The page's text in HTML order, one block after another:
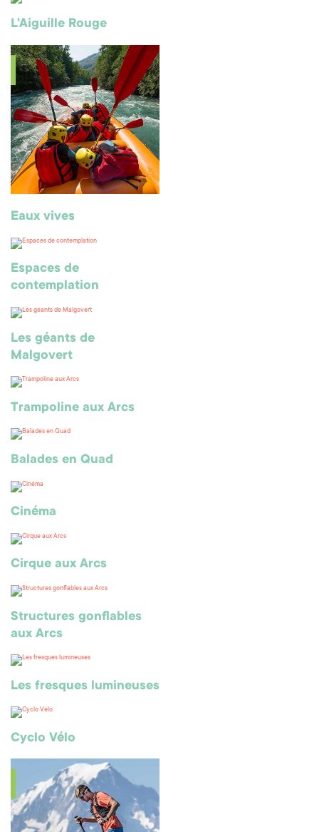
L'Aiguille Rouge
Eaux vives
Espaces de
contemplation
Les géants de
Malgovert
Trampoline aux Arcs
Balades en Quad
Cinéma
Cirque aux Arcs
Structures gonflables
aux Arcs
Les fresques lumineuses
Cyclo Vélo